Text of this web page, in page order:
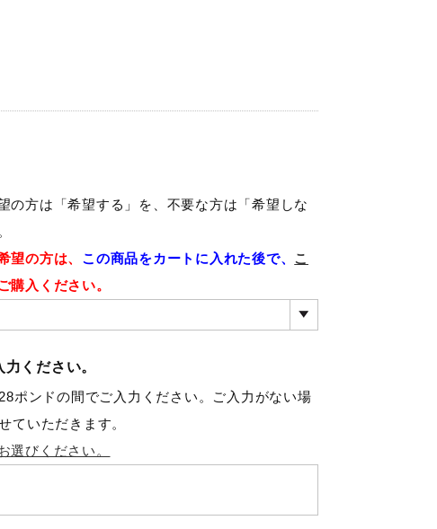
の方は「希望する」を、不要な方は「希望しな
望の方は、 この商品をカートに入れた後で、 こ
購入ください。
ください。
ポンドの間でご入力ください。ご入力がない場
ていただきます。
選びください。